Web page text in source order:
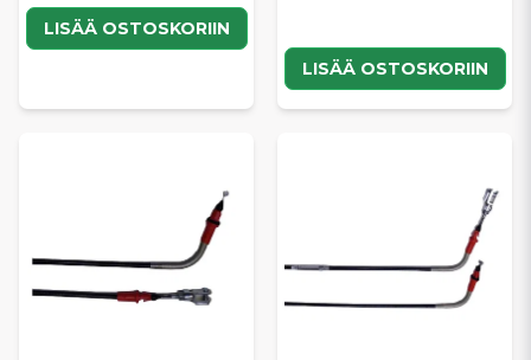
LISÄÄ OSTOSKORIIN
LISÄÄ OSTOSKORIIN